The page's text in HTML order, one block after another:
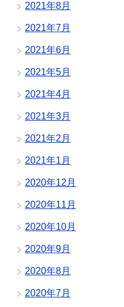
2021年8月
2021年7月
2021年6月
2021年5月
2021年4月
2021年3月
2021年2月
2021年1月
2020年12月
2020年11月
2020年10月
2020年9月
2020年8月
2020年7月